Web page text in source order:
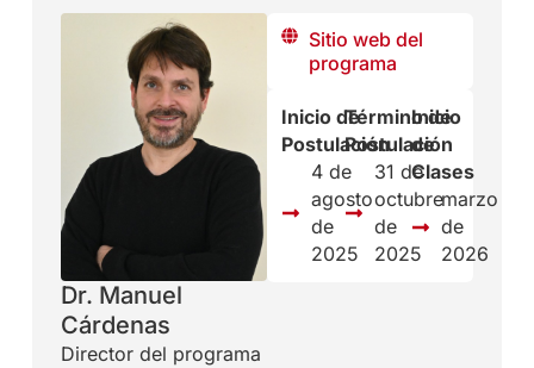
Dr. Manuel
Cárdenas
Director del programa
Sitio web del
programa
Inicio de
Postulación
4 de
agosto
de
2025
Término de
Postulación
31 de
octubre
de
2025
Inicio
de
Clases
marzo
de
2026